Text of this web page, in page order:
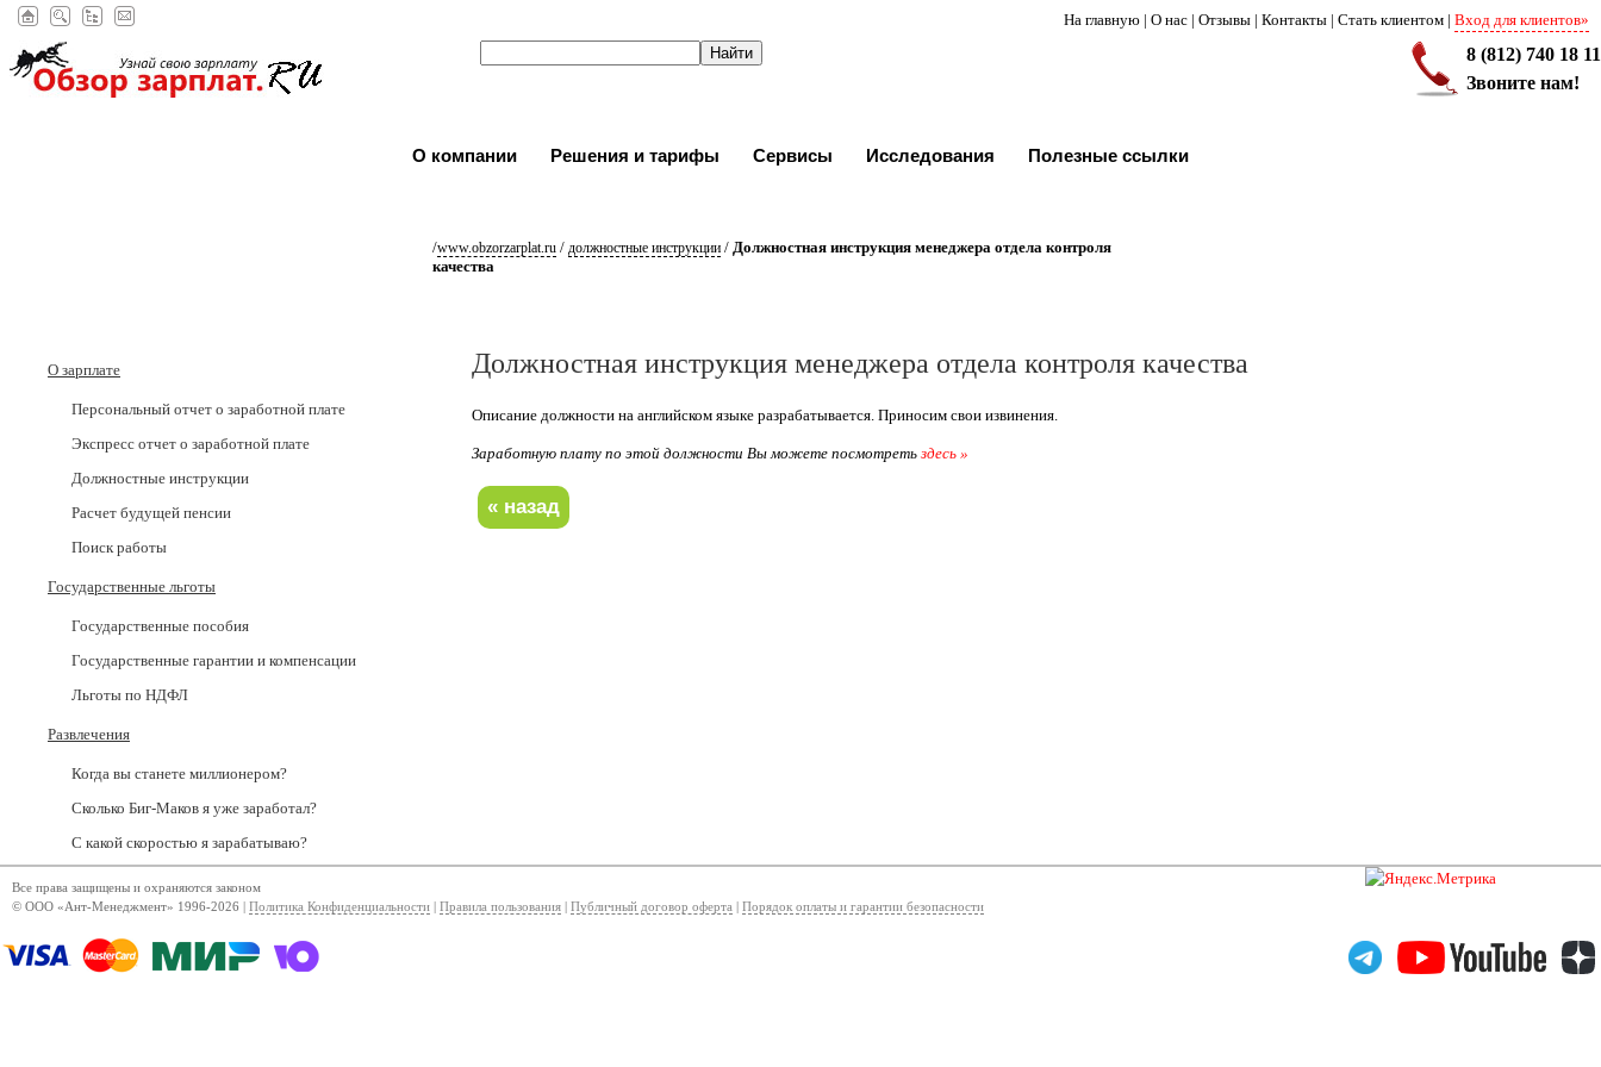
На главную | О нас | Отзывы | Контакты | Стать клиентом | Вход для клиентов»
8 (812) 740 18 11
Звоните нам!
О компании Решения и тарифы Сервисы Исследования Полезные ссылки
/www.obzorzarplat.ru/ должностные инструкции/ Должностная инструкция менеджера отдела контроля
качества
О зарплате
Персональный отчет о заработной плате
Экспресс отчет о заработной плате
Должностные инструкции
Расчет будущей пенсии
Поиск работы
Государственные льготы
Государственные пособия
Государственные гарантии и компенсации
Льготы по НДФЛ
Развлечения
Когда вы станете миллионером?
Сколько Биг-Маков я уже заработал?
С какой скоростью я зарабатываю?
Должностная инструкция менеджера отдела контроля качества
Описание должности на английском языке разрабатывается. Приносим свои извинения.
Заработную плату по этой должности Вы можете посмотретьздесь »
Все права защищены и охраняются законом
© ООО «Ант-Менеджмент» 1996-2026 | Политика Конфиденциальности Правила пользования Публичный договор оферта Порядок оплаты и гарантии безопасности